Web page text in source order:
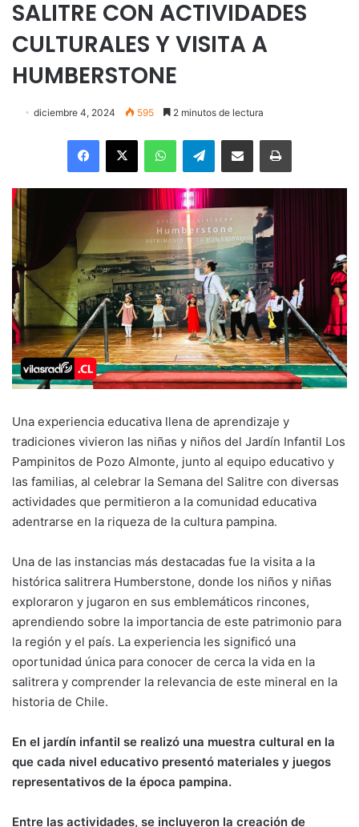
SALITRE CON ACTIVIDADES
CULTURALES Y VISITA A
HUMBERSTONE
diciembre 4, 2024 595 2 minutos de lectura
Facebook
X WhatsAppTelegramEnviar vía email Imprimir
Una experiencia educativa llena de aprendizaje y
tradiciones vivieron las niñas y niños del Jardín Infantil Los
Pampinitos de Pozo Almonte, junto al equipo educativo y
las familias, al celebrar la Semana del Salitre con diversas
actividades que permitieron a la comunidad educativa
adentrarse en la riqueza de la cultura pampina.
Una de las instancias más destacadas fue la visita a la
histórica salitrera Humberstone, donde los niños y niñas
exploraron y jugaron en sus emblemáticos rincones,
aprendiendo sobre la importancia de este patrimonio para
la región y el país. La experiencia les significó una
oportunidad única para conocer de cerca la vida en la
salitrera y comprender la relevancia de este mineral en la
historia de Chile.
En el jardín infantil se realizó una muestra cultural en la
que cada nivel educativo presentó materiales y juegos
representativos de la época pampina.
Entre las actividades, se incluyeron la creación de